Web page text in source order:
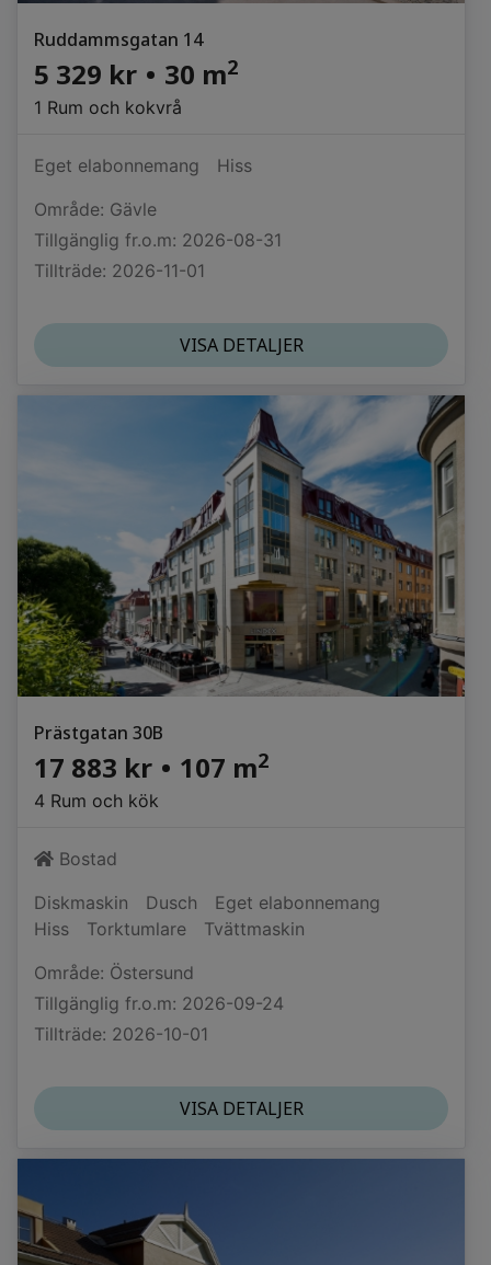
Ruddammsgatan 14
5 329 kr • 30 m2
1 Rum och kokvrå
Eget elabonnemang
Hiss
Område: Gävle
Tillgänglig fr.o.m: 2026-08-31
Tillträde: 2026-11-01
VISA DETALJER
Prästgatan 30B
17 883 kr • 107 m2
4 Rum och kök
Bostad
Diskmaskin
Dusch
Eget elabonnemang
Hiss
Torktumlare
Tvättmaskin
Område: Östersund
Tillgänglig fr.o.m: 2026-09-24
Tillträde: 2026-10-01
VISA DETALJER